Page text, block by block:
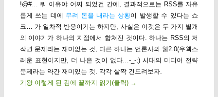
!@#… 뭐 이유야 어찌 되었건 간에, 결과적으로는 RSS를 자유
롭게 쓰는 데에 무려 돈을 내라는 상황이 발생할 수 있다는 쇼
크… 가 일차적 반응이기는 하지만, 사실은 이것은 두 가지 별개
의 이야기가 하나의 지점에서 합쳐진 것이다. 하나는 RSS의 저
작권 문제라는 재미없는 것, 다른 하나는 언론사의 웹2.0(우웩스
러운 표현이지만, 더 나은 것이 없다…-_-;) 시대의 미디어 전략
문제라는 약간 재미있는 것. 각각 살짝 건드려보자.
기왕 이렇게 된 김에 끝까지 읽기(클릭) →